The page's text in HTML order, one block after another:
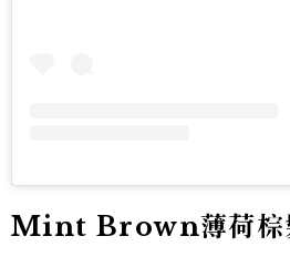
Mint Brown薄荷棕